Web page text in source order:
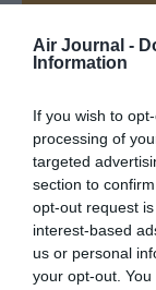
Air Journal -
Information
If you wish to
processing of
targeted
section to
opt-out request
interest-based
us or personal
your opt-out.
Manfou a
Pyramides,
une saison
TFFRYYZ a